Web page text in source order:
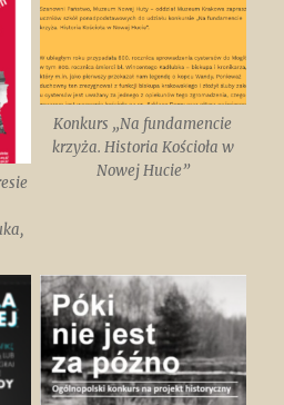
Konkurs „Na fundamencie
krzyża. Historia Kościoła w
Nowej Hucie”